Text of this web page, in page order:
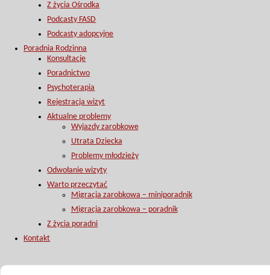
Z życia Ośrodka
Podcasty FASD
Podcasty adopcyjne
Poradnia Rodzinna
Konsultacje
Poradnictwo
Psychoterapia
Rejestracja wizyt
Aktualne problemy
Wyjazdy zarobkowe
Utrata Dziecka
Problemy młodzieży
Odwołanie wizyty
Warto przeczytać
Migracja zarobkowa – miniporadnik
Migracja zarobkowa – poradnik
Z życia poradni
Kontakt